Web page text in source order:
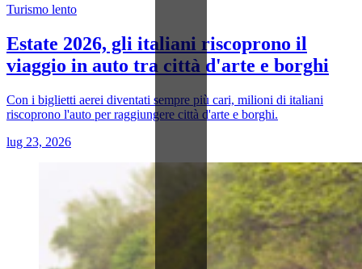
Turismo lento
Estate 2026, gli italiani riscoprono il
viaggio in auto tra città d'arte e borghi
Con i biglietti aerei diventati sempre più cari, milioni di italiani
riscoprono l'auto per raggiungere città d'arte e borghi.
lug 23, 2026